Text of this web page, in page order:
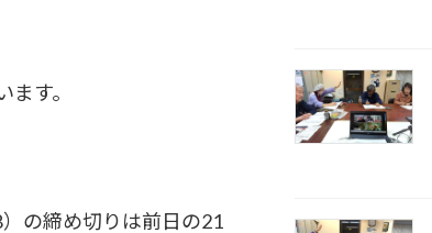
す。
の締め切りは前日の21